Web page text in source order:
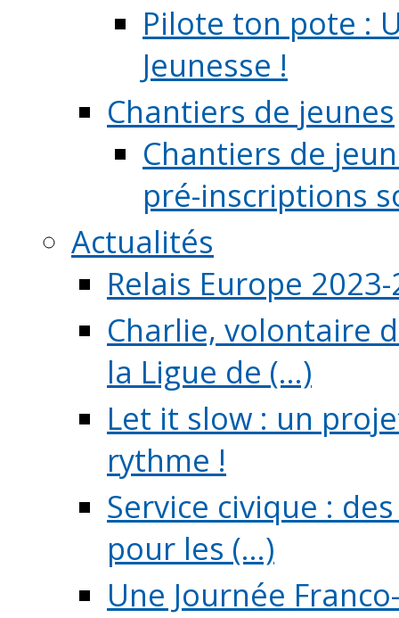
Pilote ton pote :
Jeunesse !
Chantiers de jeunes
Chantiers de
pré-inscriptions
Actualités
Relais Europe
Charlie, volontaire
la Ligue de (...)
Let it slow : un
rythme !
Service civique :
pour les (...)
Une Journée